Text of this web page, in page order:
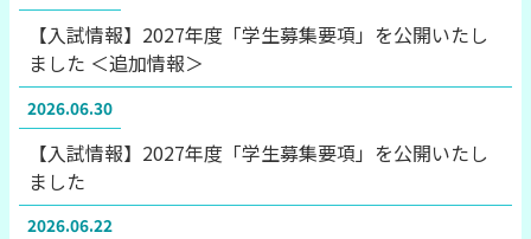
【入試情報】2027年度「学生募集要項」を公開いたし
ました ＜追加情報＞
2026.06.30
【入試情報】2027年度「学生募集要項」を公開いたし
ました
2026.06.22